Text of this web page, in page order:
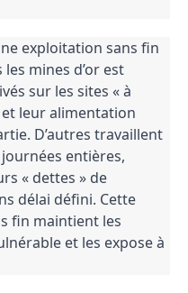
exploitation sans fin
mines d’or est
sur les sites « à
leur alimentation
D’autres travaillent
entières,
« dettes » de
délai défini. Cette
fin maintient les
et les expose à